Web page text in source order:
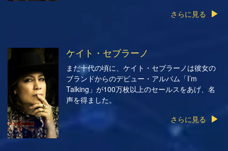
さらに見る
ケイト・セブラーノ
まだ十代の頃に、ケイト・セブラーノは彼女の
ブランドからのデビュー・アルバム「I’m
Talking」が100万枚以上のセールスをあげ、名
声を得ました。
さらに見る